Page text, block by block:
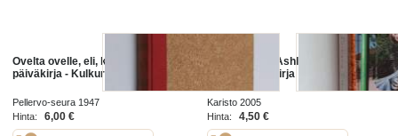
Ovelta ovelle, eli, kulkuritytön
päiväkirja - Kulkuritytön päiväkirja
Pellervo-seura 1947
Hinta:
6,00 €
Siskopuolet : Ashlingin päiväkirja :
Cindyn päiväkirja
Karisto 2005
Hinta:
4,50 €